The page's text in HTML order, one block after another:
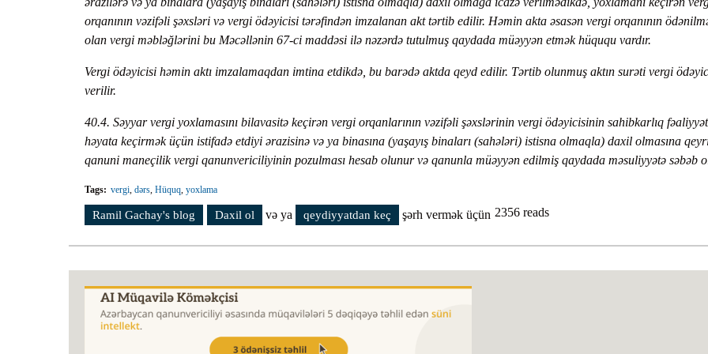
orqanının vəzifəli şəxsləri və vergi ödəyicisi tərəfindən imzalanan akt tərtib edilir. Həmin akta əsasən vergi orqanının
olan vergi məbləğlərini bu Məcəllənin 67-ci maddəsi ilə nəzərdə tutulmuş qaydada müəyyən etmək hüququ vardır.
Vergi ödəyicisi həmin aktı imzalamaqdan imtina etdikdə, bu barədə aktda qeyd edilir. Tərtib olunmuş aktın surəti vergi
verilir.
40.4. Səyyar vergi yoxlamasını bilavasitə keçirən vergi orqanlarının vəzifəli şəxslərinin vergi ödəyicisinin sahibkarlıq
həyata keçirmək üçün istifadə etdiyi ərazisinə və ya binasına (yaşayış binaları (sahələri) istisna olmaqla) daxil olmasına
qanuni maneçilik vergi qanunvericiliyinin pozulması hesab olunur və qanunla müəyyən edilmiş qaydada məsuliyyətə səbəb
Tags: vergi, dərs, Hüquq, yoxlama
Ramil Gachay's blog Daxil ol və ya qeydiyyatdan keç şərh vermək üçün 2356 reads